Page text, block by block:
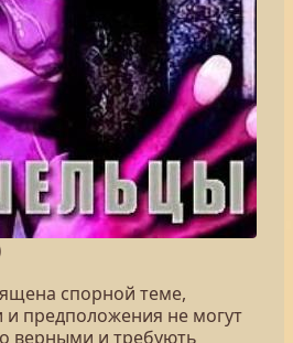
спорной теме,
и предположения не могут
верными и требують